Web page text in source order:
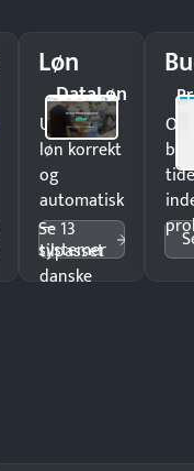
Løn
DataLøn
Udbetal
løn korrekt
og
automatisk
—
tilpasset
danske
Se 13
systemer